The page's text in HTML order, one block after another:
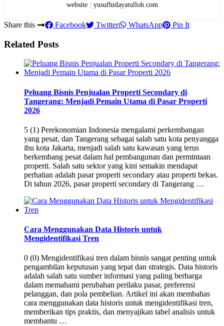
website : yusufhidayatulloh.com
Share this Facebook Twitter WhatsApp Pin It
Related Posts
Peluang Bisnis Penjualan Properti Secondary di
Tangerang: Menjadi Pemain Utama di Pasar Properti
2026
5 (1) Perekonomian Indonesia mengalami perkembangan
yang pesat, dan Tangerang sebagai salah satu kota penyangga
ibu kota Jakarta, menjadi salah satu kawasan yang terus
berkembang pesat dalam hal pembangunan dan permintaan
properti. Salah satu sektor yang kini semakin mendapat
perhatian adalah pasar properti secondary atau properti bekas.
Di tahun 2026, pasar properti secondary di Tangerang …
Cara Menggunakan Data Historis untuk
Mengidentifikasi Tren
0 (0) Mengidentifikasi tren dalam bisnis sangat penting untuk
pengambilan keputusan yang tepat dan strategis. Data historis
adalah salah satu sumber informasi yang paling berharga
dalam memahami perubahan perilaku pasar, preferensi
pelanggan, dan pola pembelian. Artikel ini akan membahas
cara menggunakan data historis untuk mengidentifikasi tren,
memberikan tips praktis, dan menyajikan tabel analisis untuk
membantu …